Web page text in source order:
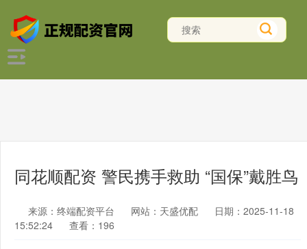
同花顺配资 警民携手救助 “国保”戴胜鸟
来源：终端配资平台 网站：天盛优配
日期：2025-11-18
15:52:24
查看：196